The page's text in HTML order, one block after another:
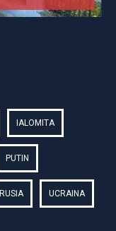
IALOMITA
PUTIN
RUSIA UCRAINA